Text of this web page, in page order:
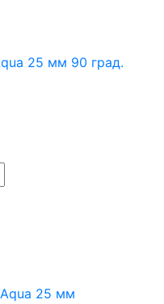
25 мм 90 град.
25 мм